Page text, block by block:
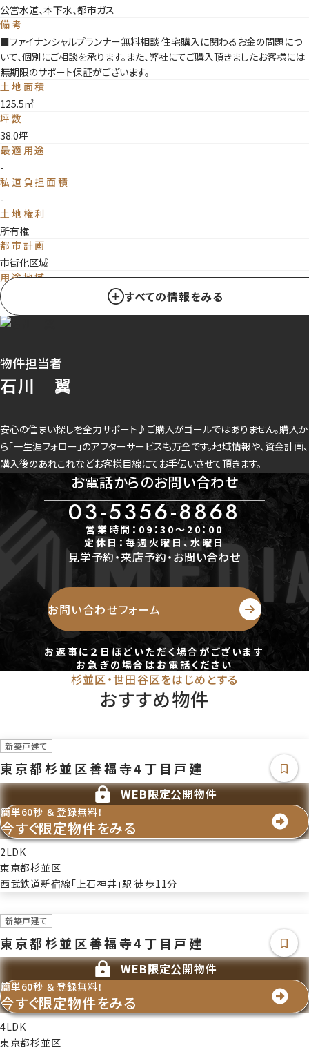
公営水道、本下水、都市ガス
備考
■ファイナンシャルプランナー無料相談 住宅購入に関わるお金の問題につ
いて、個別にご相談を承ります。また、弊社にてご購入頂きましたお客様には
無期限のサポート保証がございます。
土地面積
125.5㎡
坪数
38.0坪
最適用途
-
私道負担面積
-
土地権利
所有権
都市計画
市街化区域
用途地域
1種低層
地勢
-
40％
容積率
80％
地目
宅地
セットバック
国土法届出
国土法届出不要
条件等
更地
借地期間/地代(月
敷金/保証金
-
引渡し
相談
仲介
情報更新日
2026年7月27日
次回更新予定日
2026年08月03日
すべての情報をみる
物件担当者
石川 翼
安心の住まい探しを全力サポート♪ご購入がゴールではありません。購入か
ら「一生涯フォロー」のアフターサービスも万全です。地域情報や、資金計画、
購入後のあれこれなどお客様目線にてお手伝いさせて頂きます。
お電話からのお問い合わせ
03-5356-8868
営業時間：09：30～20：00
定休日：毎週火曜日、水曜日
見学予約・来店予約・お問い合わせ
お問い合わせフォーム
お返事に２日ほどいただく場合がございます
お急ぎの場合はお電話ください
杉並区・世田谷区をはじめとする
おすすめ物件
WEB限定公開物件
簡単60秒 ＆ 登録無料！
今すぐ限定物件をみる
新築戸建て
東京都杉並区善福寺4丁目戸建
2LDK
東京都杉並区
西武鉄道新宿線「上石神井」駅 徒歩11分
WEB限定公開物件
簡単60秒 ＆ 登録無料！
今すぐ限定物件をみる
新築戸建て
東京都杉並区善福寺4丁目戸建
4LDK
東京都杉並区
【土地写真】 野崎エリアは、日々の買い物やちょっとした用事も暮らしの流
中で整えやすく、毎日の生活を無理なく組み立てやすいところが魅力です。